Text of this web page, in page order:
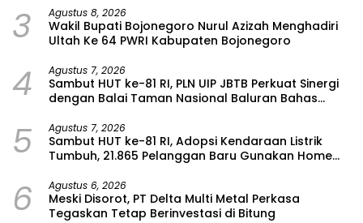
3 Agustus 8, 2026
Wakil Bupati Bojonegoro Nurul Azizah Menghadiri
Ultah Ke 64 PWRI Kabupaten Bojonegoro
4 Agustus 7, 2026
Sambut HUT ke-81 RI, PLN UIP JBTB Perkuat Sinergi
dengan Balai Taman Nasional Baluran Bahas
Watudodol/Kalipuro
5 Agustus 7, 2026
Sambut HUT ke-81 RI, Adopsi Kendaraan Listrik
Tumbuh, 21.865 Pelanggan Baru Gunakan Home
6 Agustus 6, 2026
Meski Disorot, PT Delta Multi Metal Perkasa
Tegaskan Tetap Berinvestasi di Bitung